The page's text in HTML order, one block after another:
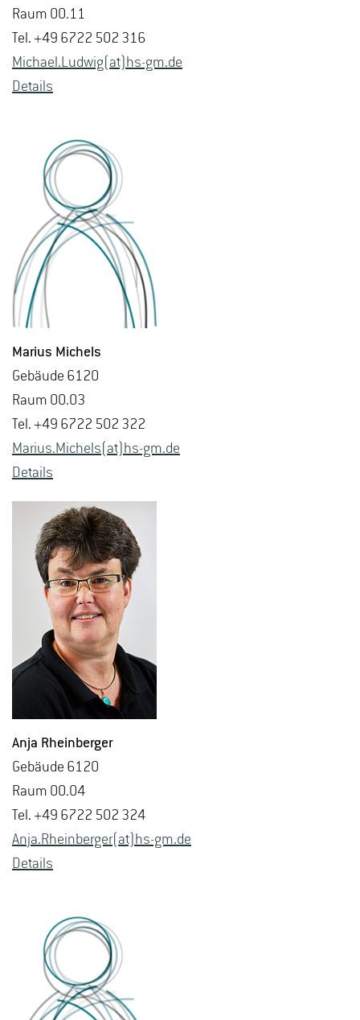
Raum 00.11
Tel. +49 6722 502 316
Mi­cha­el.Lud­wig(at)hs-​gm.​de
De­tails
Ma­ri­us Mi­chels
Ge­bäu­de 6120
Raum 00.03
Tel. +49 6722 502 322
Ma­ri­us.Mi­chels(at)hs-​gm.​de
De­tails
Anja Rhein­ber­ger
Ge­bäu­de 6120
Raum 00.04
Tel. +49 6722 502 324
Anja.​Rheinber­ger(at)hs-​gm.​de
De­tails